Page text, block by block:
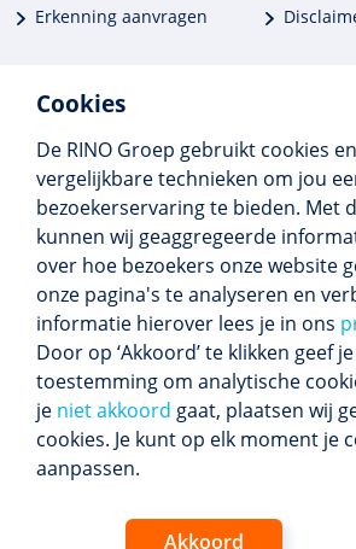
Cookies
De RINO Groep gebruikt cookies
vergelijkbare technieken om jou
bezoekerservaring te bieden. Met
kunnen wij geaggregeerde
over hoe bezoekers onze website
onze pagina's te analyseren en
informatie hierover lees je in ons
Door op ‘Akkoord’ te klikken geef
toestemming om analytische
je niet akkoord gaat, plaatsen wij
cookies. Je kunt op elk moment je
aanpassen.
Akkoord
Erkenning aanvragen
Meer dan 250
Alle BIG-opleidingen
Cedeo-erkend en CRKBO-
Gemiddelde
Volg ons
Blijf op de hoogte van het
aanbod en ons laatste